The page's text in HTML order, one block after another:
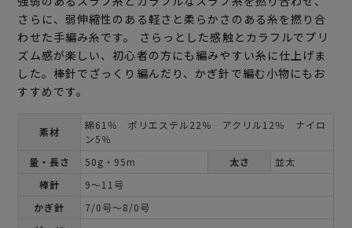
さらに、弱伸縮性のある軽さと柔らかさのある糸を撚り合
わせた手編み糸です。 さらっとした感触とカラフルでプリ
ズム感が楽しい、初心者の方にも編みやすい糸に仕上げま
した。棒針でざっくり編んだり、かぎ針で編む小物にもお
すすめです。
素材
綿61％ ポリエステル22％ アクリル12％ ナイロ
ン5％
量・長さ
50g・95m 太さ
並太
棒針
9～11号
かぎ針
7/0号～8/0号